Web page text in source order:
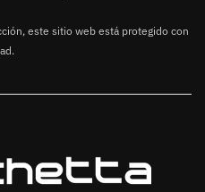
este sitio web está protegido con